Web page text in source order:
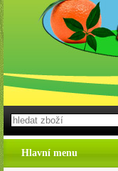
Hlavní menu